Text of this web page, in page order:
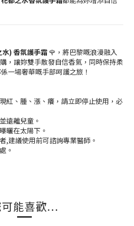
) 香氛護手霜🌹，將巴黎嘅浪漫融入
，讓妳雙手散發自信香氣，同時保持柔
一場奢華嘅手部呵護之旅！
紅、腫、漲、癢，請立即停止使用，必
遠離兒童。
曬在太陽下。
,建議使用前可諮詢專業醫師。
。
能喜歡...